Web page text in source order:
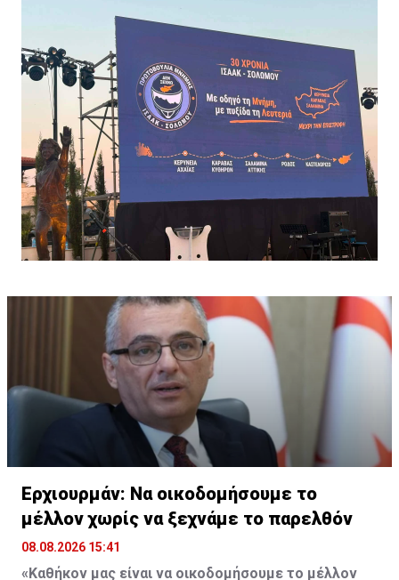
Ερχιουρμάν: Να οικοδομήσουμε το
μέλλον χωρίς να ξεχνάμε το παρελθόν
08.08.2026 15:41
«Καθήκον μας είναι να οικοδομήσουμε το μέλλον